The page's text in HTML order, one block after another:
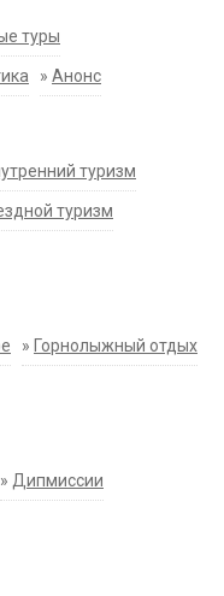
туры
» Анонс
туризм
туризм
» Горнолыжный отдых
» Дипмиссии